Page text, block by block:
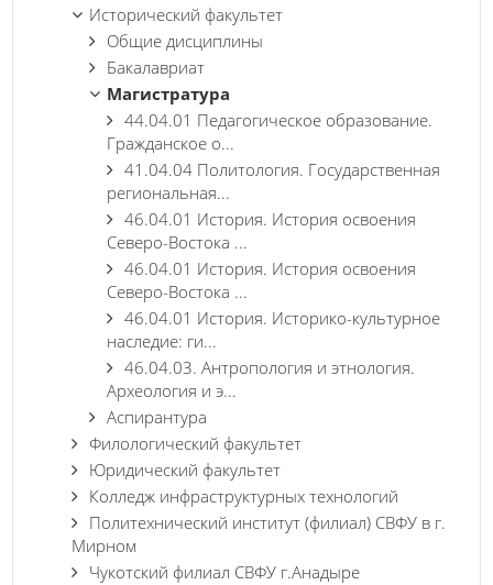
Исторический факультет
Общие дисциплины
Бакалавриат
Магистратура
44.04.01 Педагогическое образование.
Гражданское о...
41.04.04 Политология. Государственная
региональная...
46.04.01 История. История освоения
Северо-Востока ...
46.04.01 История. История освоения
Северо-Востока ...
46.04.01 История. Историко-культурное
наследие: ги...
46.04.03. Антропология и этнология.
Археология и э...
Аспирантура
Филологический факультет
Юридический факультет
Колледж инфраструктурных технологий
Политехнический институт (филиал) СВФУ в г.
Мирном
Чукотский филиал СВФУ г.Анадыре